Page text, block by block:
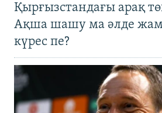
Қырғызстандағы арақ
Ақша шашу ма әлде
күрес пе?